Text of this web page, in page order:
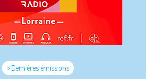
> Dernières émissions